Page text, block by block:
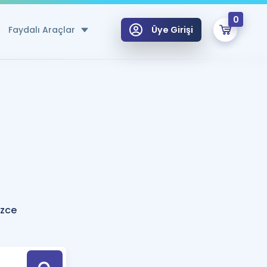
Faydalı Araçlar
Hesaplama Aracı
için Öneriler
Tek Takvimde
Üye Girişi
0